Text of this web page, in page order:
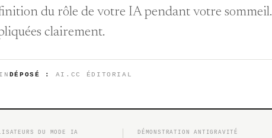
du rôle de votre IA pendant votre sommeil.
clairement.
DÉPOSÉ : AI.CC ÉDITORIAL
DU MODE IA DÉMONSTRATION ANTIGRAVITÉ